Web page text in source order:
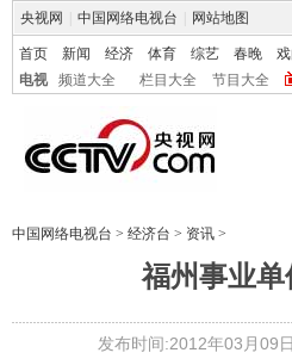
央视网 中国网络电视台 网站地图
首页 新闻 经济 体育 综艺 春晚
电视
频道大全 栏目大全 节目大全
中国网络电视台 > 经济台 > 资讯 >
福州事业
发布时间:2012年03月09